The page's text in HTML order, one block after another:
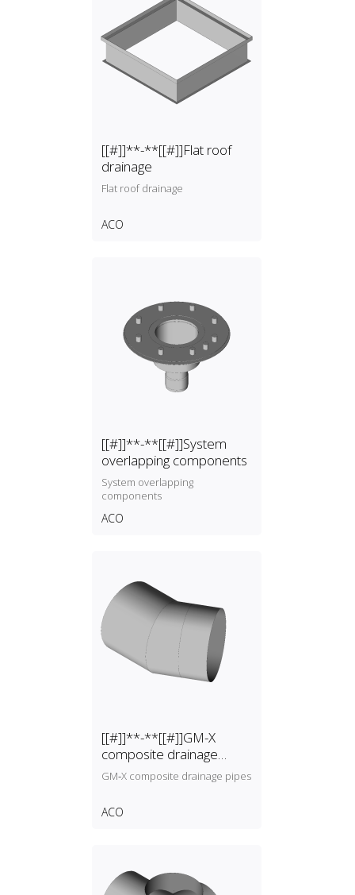
[[#]]**-**[[#]]Flat roof
drainage
Flat roof drainage
ACO
[[#]]**-**[[#]]System
overlapping components
System overlapping
components
ACO
[[#]]**-**[[#]]GM-X
composite drainage
pipes
GM‑X composite drainage pipes
ACO